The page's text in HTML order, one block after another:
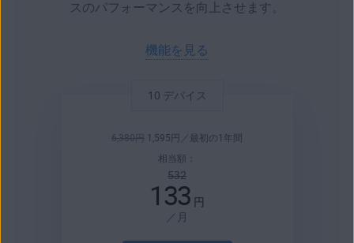
スのパフォーマンスを向上させます。
機能を見る
10 デバイス
6,380円 1,595 円 ／最初の1年間
相当額：
532
133 円
／月